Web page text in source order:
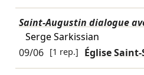
Saint-Augustin dialogue
Serge Sarkissian
09/06 [1 rep.] Église